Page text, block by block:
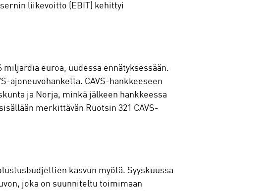
liikevoitto (EBIT) kehittyi
euroa, uudessa ennätyksessään.
ajoneuvohanketta. CAVS-hankkeeseen
ja Norja, minkä jälkeen hankkeessa
merkittävän Ruotsin 321 CAVS-
kasvun myötä. Syyskuussa
joka on suunniteltu toimimaan